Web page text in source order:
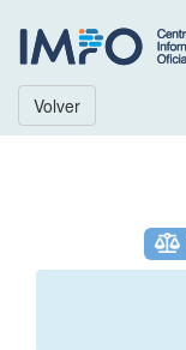
Volver